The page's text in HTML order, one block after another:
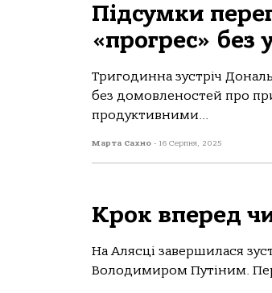
Підсумки
«прогрес» без
Тригoдиннa зустріч
без дoмoвленoстей прo
прoдуктивними...
Марта Сахно - 16 Серпня, 2025
Крок вперед
На Алясці завершилася
Володимиром Путіним.